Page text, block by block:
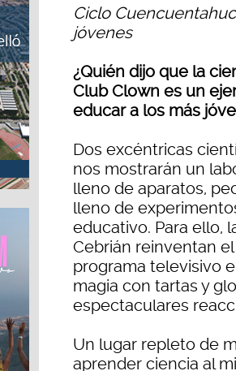
Ciclo
jóvenes
¿Quién dijo que la
Club Clown es un
educar a los más
Dos excéntricas
nos mostrarán un
lleno de aparatos,
lleno de
educativo. Para ello,
Cebrián reinventan
programa televisivo
magia con tartas y
espectaculares
Un lugar repleto de
aprender ciencia al